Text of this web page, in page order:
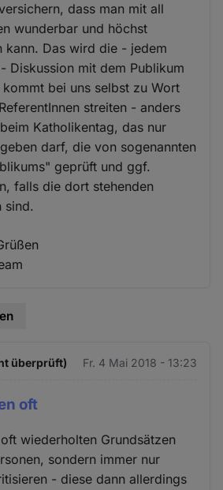
dass man mit all
wunderbar und höchst
kann. Das wird die - jedem
Diskussion mit dem Publikum
bei uns selbst zu Wort
streiten - anders
Katholikentag, das nur
darf, die von sogenannten
geprüft und ggf.
falls die dort stehenden
sind.
überprüft) Fr. 4 Mai 2018 - 13:23
oft
wiederholten Grundsätzen
sondern immer nur
- diese dann allerdings